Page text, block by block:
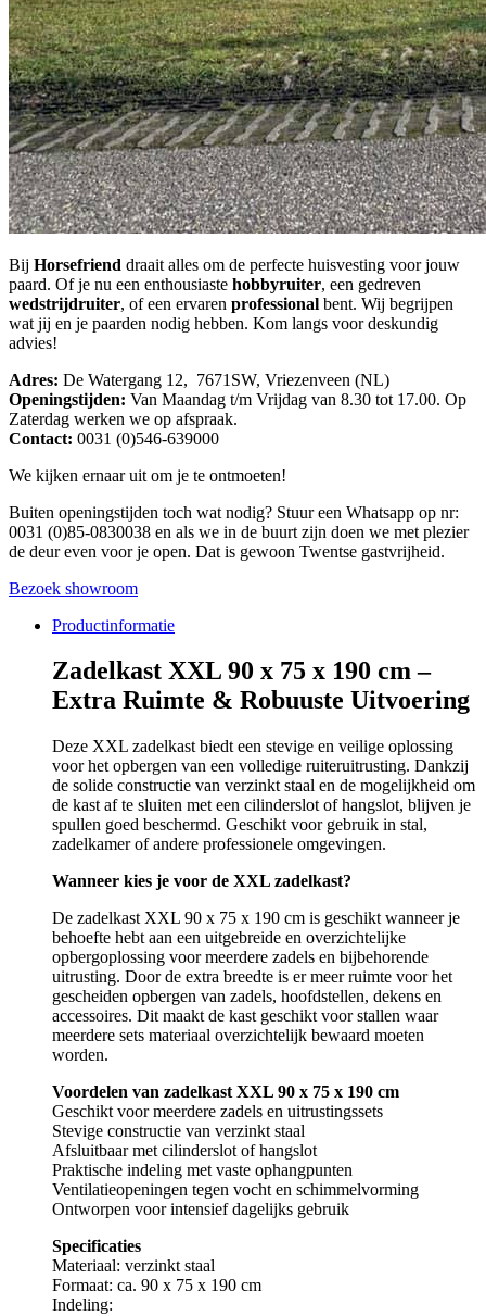
Bij Horsefriend draait alles om de perfecte huisvesting voor jouw
paard. Of je nu een enthousiaste hobbyruiter, een gedreven
wedstrijdruiter, of een ervaren professional bent. Wij begrijpen
wat jij en je paarden nodig hebben. Kom langs voor deskundig
advies!
Adres: De Watergang 12, 7671SW, Vriezenveen (NL)
Openingstijden: Van Maandag t/m Vrijdag van 8.30 tot 17.00. Op
Zaterdag werken we op afspraak.
Contact: 0031 (0)546-639000
We kijken ernaar uit om je te ontmoeten!
Buiten openingstijden toch wat nodig? Stuur een Whatsapp op nr:
0031 (0)85-0830038 en als we in de buurt zijn doen we met plezier
de deur even voor je open. Dat is gewoon Twentse gastvrijheid.
Bezoek showroom
Productinformatie
Zadelkast XXL 90 x 75 x 190 cm –
Extra Ruimte & Robuuste Uitvoering
Deze XXL zadelkast biedt een stevige en veilige oplossing
voor het opbergen van een volledige ruiteruitrusting. Dankzij
de solide constructie van verzinkt staal en de mogelijkheid om
de kast af te sluiten met een cilinderslot of hangslot, blijven je
spullen goed beschermd. Geschikt voor gebruik in stal,
zadelkamer of andere professionele omgevingen.
Wanneer kies je voor de XXL zadelkast?
De zadelkast XXL 90 x 75 x 190 cm is geschikt wanneer je
behoefte hebt aan een uitgebreide en overzichtelijke
opbergoplossing voor meerdere zadels en bijbehorende
uitrusting. Door de extra breedte is er meer ruimte voor het
gescheiden opbergen van zadels, hoofdstellen, dekens en
accessoires. Dit maakt de kast geschikt voor stallen waar
meerdere sets materiaal overzichtelijk bewaard moeten
worden.
Voordelen van zadelkast XXL 90 x 75 x 190 cm
Geschikt voor meerdere zadels en uitrustingssets
Stevige constructie van verzinkt staal
Afsluitbaar met cilinderslot of hangslot
Praktische indeling met vaste ophangpunten
Ventilatieopeningen tegen vocht en schimmelvorming
Ontworpen voor intensief dagelijks gebruik
Specificaties
Materiaal: verzinkt staal
Formaat: ca. 90 x 75 x 190 cm
Indeling: